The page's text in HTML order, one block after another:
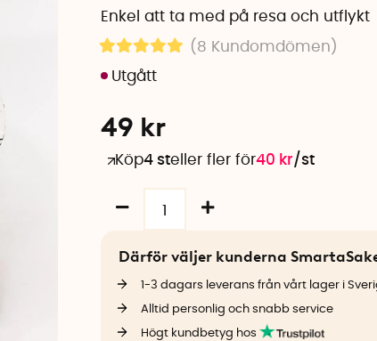
Enkel att ta med på resa och utflykt
(8 Kundomdömen )
49 kr
Köp4 steller fler för40 kr/st
Därför väljer kunderna
1-3 dagars leverans från vårt lager i
Alltid personlig och snabb service
Högt kundbetyg hos